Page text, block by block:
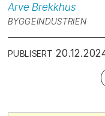
Arve Brekkhus
BYGGEINDUSTRIEN
PUBLISERT